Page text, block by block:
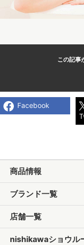
この記事
Facebook
商品情報
ブランド一覧
店舗一覧
nishikawaショウル